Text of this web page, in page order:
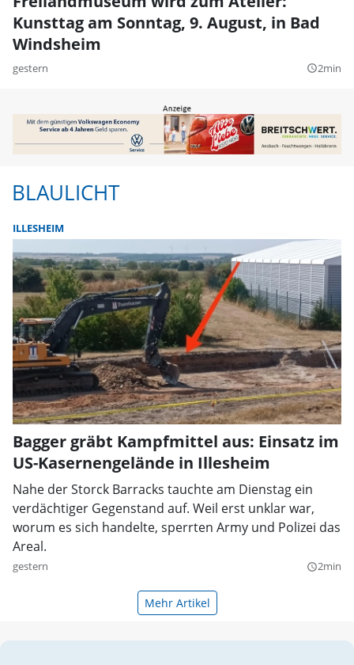
Kunsttag am Sonntag, 9. August, in Bad
Windsheim
gestern query_builder2min
BLAULICHT
ILLESHEIM
Bagger gräbt Kampfmittel aus: Einsatz im
US-Kasernengelände in Illesheim
Nahe der Storck Barracks tauchte am Dienstag ein
verdächtiger Gegenstand auf. Weil erst unklar war,
worum es sich handelte, sperrten Army und Polizei das
Areal.
gestern query_builder2min
Mehr Artikel